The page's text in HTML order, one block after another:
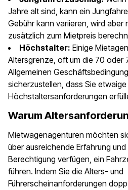
Jahre alt sind, kann ein
Gebühr kann variieren, wird aber
zusätzlich zum Mietpreis
Höchstalter: Einige
Altersgrenze, oft um die 70 oder
Allgemeinen
sicherzustellen, dass Sie etwaige
Höchstaltersanforderungen
Warum
Mietwagenagenturen möchten
über ausreichende Erfahrung
Berechtigung verfügen, ein
führen. Indem Sie die Alters- und
Führerscheinanforderungen